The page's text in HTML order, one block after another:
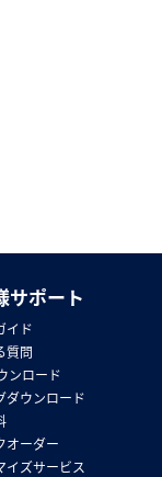
サポート
イド
質問
ンロード
ダウンロード
オーダー
イズサービス